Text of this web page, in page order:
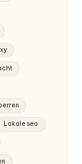
Lokale seo